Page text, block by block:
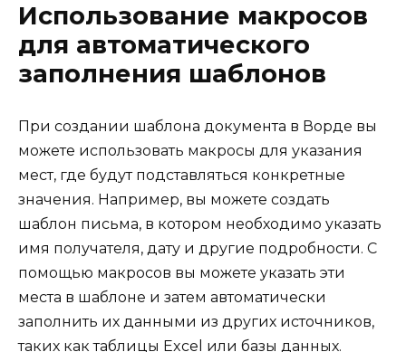
Использование макросов
для автоматического
заполнения шаблонов
При создании шаблона документа в Ворде вы
можете использовать макросы для указания
мест, где будут подставляться конкретные
значения. Например, вы можете создать
шаблон письма, в котором необходимо указать
имя получателя, дату и другие подробности. С
помощью макросов вы можете указать эти
места в шаблоне и затем автоматически
заполнить их данными из других источников,
таких как таблицы Excel или базы данных.